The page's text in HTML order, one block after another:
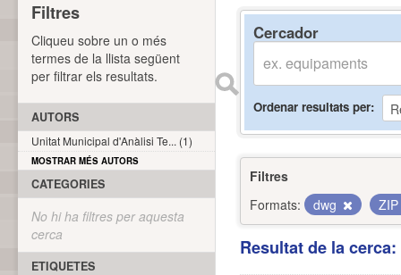
Cercador
Ordenar resultats per
Filtres
Formats:
dwg ZIP
Resultat de la
Filtres
Cliqueu sobre un o més
termes de la llista següent
per filtrar els resultats.
AUTORS
Unitat Municipal d'Anàlisi Te... (1)
MOSTRAR MÉS AUTORS
CATEGORIES
No hi ha filtres per aquesta
cerca
ETIQUETES